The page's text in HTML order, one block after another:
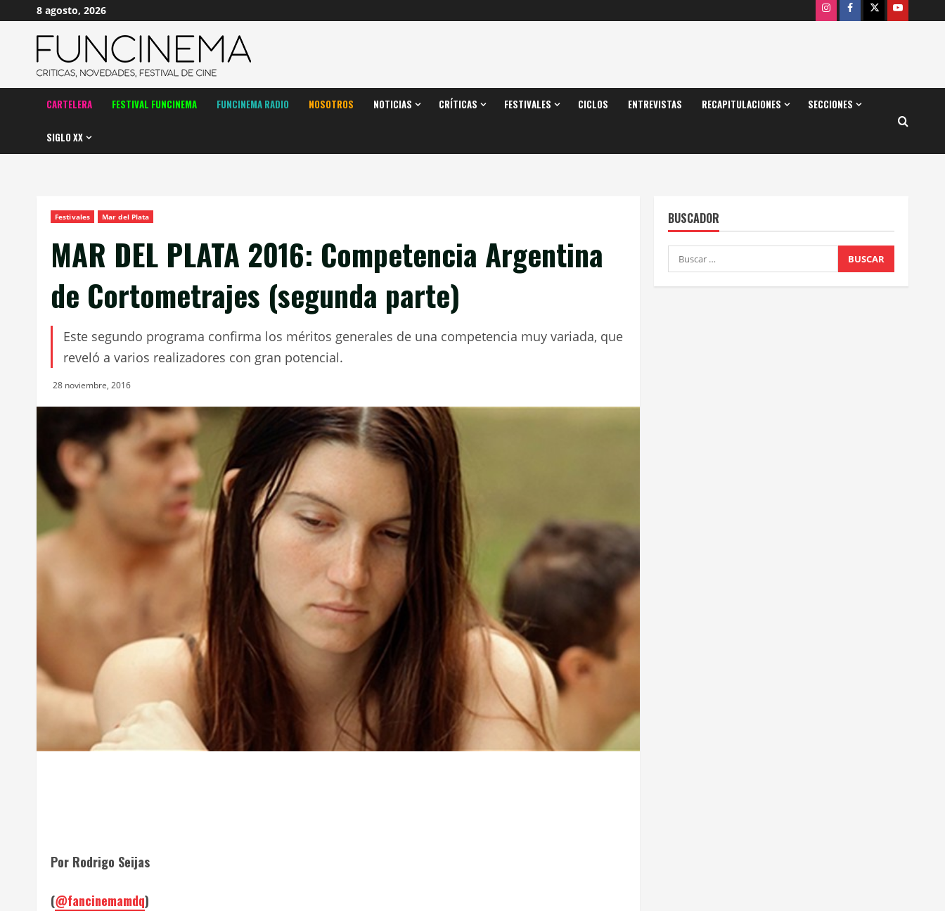
contenido
8 agosto, 2026 InstagramFacebook
X Youtube
CARTELERA FESTIVAL FUNCINEMA FUNCINEMA RADIO NOSOTROS NOTICIAS CRÍTICAS FESTIVALES CICLOS ENTREVISTAS RECAPITULACIONES SECCIONES
SIGLO XX
Festivales Mar del Plata
MAR DEL PLATA 2016: Competencia Argentina
de Cortometrajes (segunda parte)
Este segundo programa confirma los méritos generales de una competencia muy variada, que
reveló a varios realizadores con gran potencial.
28 noviembre, 2016
Por Rodrigo Seijas
(@fancinemamdq)
BUSCADOR
Buscar: